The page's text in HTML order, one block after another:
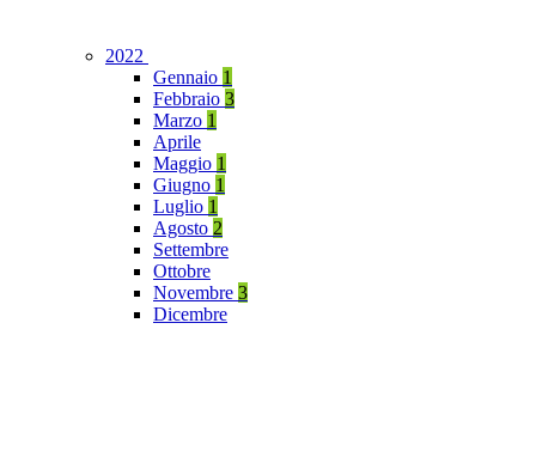
2022
Gennaio 1
Febbraio 3
Marzo 1
Aprile
Maggio 1
Giugno 1
Luglio 1
Agosto 2
Settembre
Ottobre
Novembre 3
Dicembre